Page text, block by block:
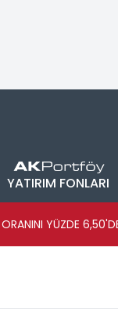
YATIRIM FONLARI
YÜZDE